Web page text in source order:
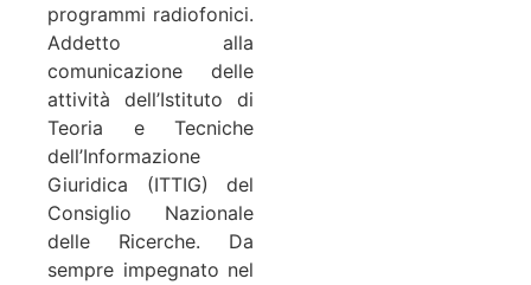
programmi radiofonici.
Addetto alla
comunicazione delle
attività dell’Istituto di
Teoria e Tecniche
dell’Informazione
Giuridica (ITTIG) del
Consiglio Nazionale
delle Ricerche. Da
sempre impegnato nel